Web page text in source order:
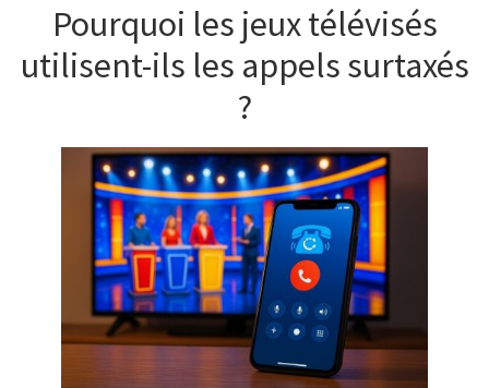
Pourquoi les jeux télévisés
utilisent-ils les appels surtaxés
?